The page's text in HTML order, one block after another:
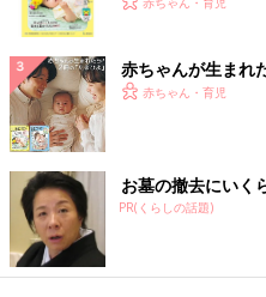
赤ちゃんが生まれ
赤ちゃん・育児
お墓の撤去にいく
PR(くらしの話題)